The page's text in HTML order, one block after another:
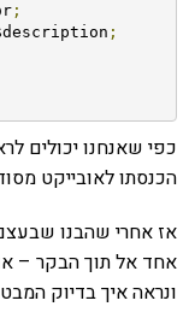
;
;
כפי שאנחנו יכולים
הכנסתו לאובייקט
אז אחרי שהבנו
ונראה איך בדיוק